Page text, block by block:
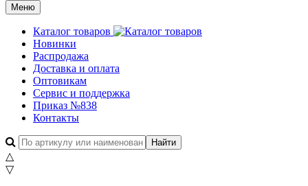
Меню
Каталог товаров
Новинки
Распродажа
Доставка и оплата
Оптовикам
Сервис и поддержка
Приказ №838
Контакты
△
▽